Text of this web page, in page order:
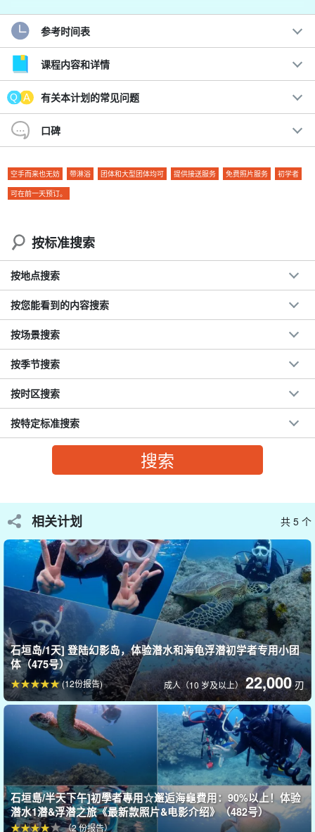
该活动在上午和下午举行，为期半天，强烈推荐那些希望同时享受
观光乐趣的游客参加！
建议。
即使不会游泳，也能轻松享受。
◆ 半天就能品尝到令人满意的菜肴。
免费租用所有使用过的设备
◆ 参观期间。免费照片数据礼物
◆ 日本最大的珊瑚礁--石生珊瑚礁导游。
浮潜地点因前一天和当天的海况、风向、潮汐和水流而异。
海龟非常受欢迎，一年四季都有可能遇到。即使在海况较差的时
候，也有很多地方可以邂逅海龟。遭遇率高达 901 TP3T!!!
海龟在水中平稳地游来游去，真的非常可爱，让人想永远和它们一
起游泳。它们在水面上呼吸，因此根据一天中的不同时间，您可以
近距离观赏它们。
参考时间表
课程内容和详情
有关本计划的常见问题
口碑
空手而来也无妨 带淋浴 团体和大型团体均可 提供接送服务 免费照片服务
初学者
可在前一天预订。
按标准搜索
按地点搜索
按您能看到的内容搜索
按场景搜索
按季节搜索
按时区搜索
按特定标准搜索
相关计划 共 5 个
石垣岛/1天] 登陆幻影岛，体验潜水和海龟浮潜初学者专用小团
体（475号）
成人（10 岁及以上）22,000 刃
(12份报告)
石垣島/半天下午]初學者專用☆邂逅海龜費用：90%以上！体验
潜水1潜&浮潜之旅《最新款照片&电影介绍》（482号）
（2 份报告）